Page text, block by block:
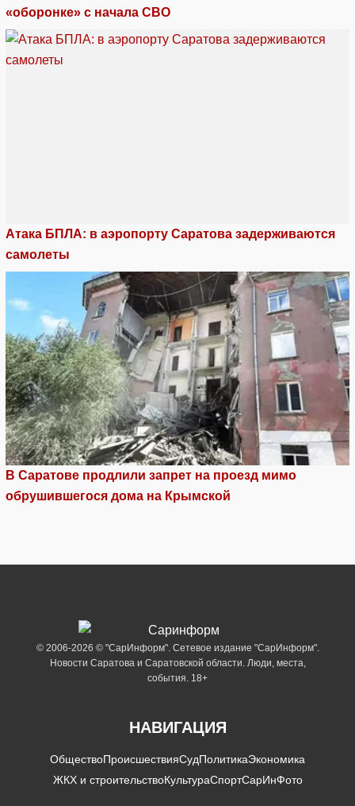
«оборонке» с начала СВО
Атака БПЛА: в аэропорту Саратова задерживаются
самолеты
В Саратове продлили запрет на проезд мимо
обрушившегося дома на Крымской
© 2006-2026 © "СарИнформ". Сетевое издание "СарИнформ".
Новости Саратова и Саратовской области. Люди, места,
события. 18+
НАВИГАЦИЯ
ОбществоПроисшествияСудПолитикаЭкономика
ЖКХ и строительствоКультураСпортСарИнФото